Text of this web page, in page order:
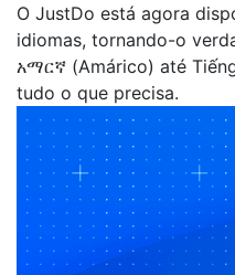
O JustDo está agora
idiomas, tornando-o
አማርኛ (Amárico) até
tudo o que precisa.